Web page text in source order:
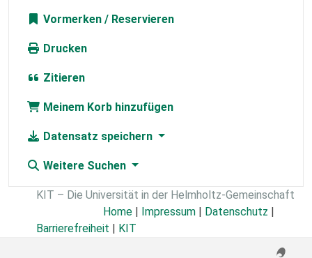
Vormerken
Drucken
Zitieren
Meinem Korb hinzufügen
Datensatz speichern
Weitere Suchen
KIT – Die Universität in der Helmholtz-Gemeinschaft
Home | Impressum | Datenschutz |
Barrierefreiheit | KIT